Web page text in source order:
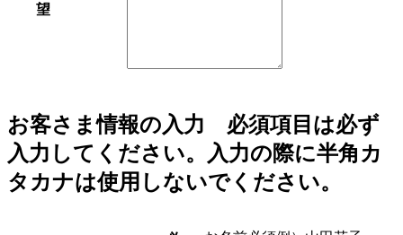
望
お客さま情報の入力 必須項目は必ず
入力してください。入力の際に半角カ
タカナは使用しないでください。